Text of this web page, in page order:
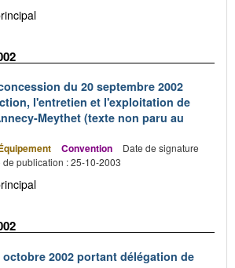
du 20 septembre 2002
l'entretien et l'exploitation de
Meythet (texte non paru au
Convention
Date de signature
de publication : 25-10-2003
2002 portant délégation de